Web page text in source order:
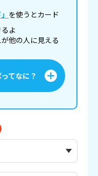
を使うとカード
よ
他の人に見える
てなに？